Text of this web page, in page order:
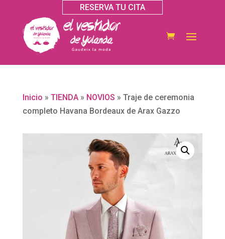
RESERVA TU CITA
Inicio » TIENDA» NOVIOS » Traje de ceremonia
completo Havana Bordeaux de Arax Gazzo